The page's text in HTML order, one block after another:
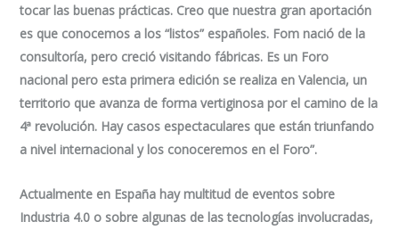
tocar las buenas prácticas. Creo que nuestra gran aportación
es que conocemos a los “listos” españoles. Fom nació de la
consultoría, pero creció visitando fábricas. Es un Foro
nacional pero esta primera edición se realiza en Valencia, un
territorio que avanza de forma vertiginosa por el camino de la
4ª revolución. Hay casos espectaculares que están triunfando
a nivel internacional y los conoceremos en el Foro”.
Actualmente en España hay multitud de eventos sobre
Industria 4.0 o sobre algunas de las tecnologías involucradas,